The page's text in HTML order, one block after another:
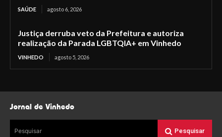
SAÚDE agosto 6, 2026
Justiça derruba veto da Prefeitura e autoriza
realização da Parada LGBTQIA+ em Vinhedo
VINHEDO agosto 5, 2026
Jornal de Vinhedo
Pesquisar Pesquisar